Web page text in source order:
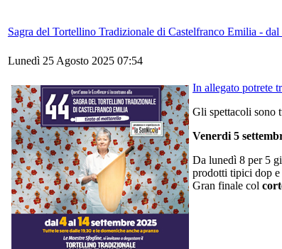
Sagra del Tortellino Tradizionale di Castelfranco Emilia - dal
Lunedì 25 Agosto 2025 07:54
In allegato potrete
Gli spettacoli sono
Venerdi 5
Da lunedì 8 per 5
prodotti tipici dop e
Gran finale col